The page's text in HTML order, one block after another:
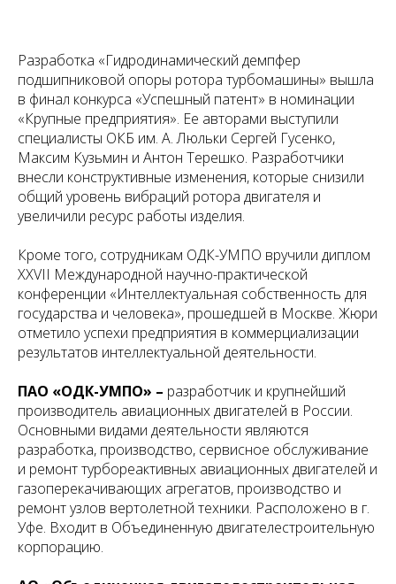
Разработка «Гидродинамический демпфер
подшипниковой опоры ротора турбомашины» вышла
в финал конкурса «Успешный патент» в номинации
«Крупные предприятия». Ее авторами выступили
специалисты ОКБ им. А. Люльки Сергей Гусенко,
Максим Кузьмин и Антон Терешко. Разработчики
внесли конструктивные изменения, которые снизили
общий уровень вибраций ротора двигателя и
увеличили ресурс работы изделия.
Кроме того, сотрудникам ОДК-УМПО вручили диплом
XXVII Международной научно-практической
конференции «Интеллектуальная собственность для
государства и человека», прошедшей в Москве. Жюри
отметило успехи предприятия в коммерциализации
результатов интеллектуальной деятельности.
ПАО «ОДК-УМПО» – разработчик и крупнейший
производитель авиационных двигателей в России.
Основными видами деятельности являются
разработка, производство, сервисное обслуживание
и ремонт турбореактивных авиационных двигателей и
газоперекачивающих агрегатов, производство и
ремонт узлов вертолетной техники. Расположено в г.
Уфе. Входит в Объединенную двигателестроительную
корпорацию.